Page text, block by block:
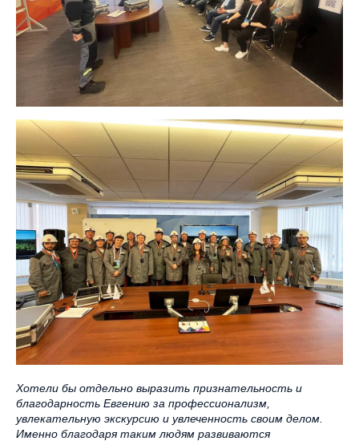
Хотели бы отдельно выразить признательность и
благодарность Евгению за профессионализм,
увлекательную экскурсию и увлеченность своим делом.
Именно благодаря таким людям развиваются